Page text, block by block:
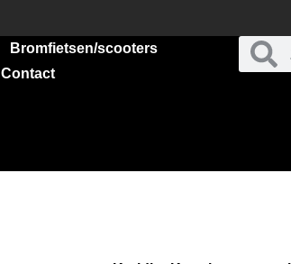
Bromfietsen/scooters
Contact